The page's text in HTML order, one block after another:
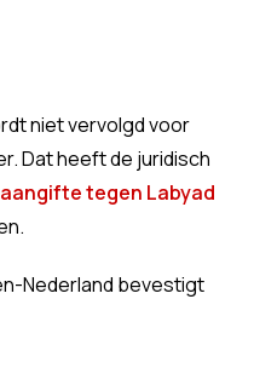
niet vervolgd voor
Dat heeft de juridisch
aangifte tegen Labyad
Nederland bevestigt